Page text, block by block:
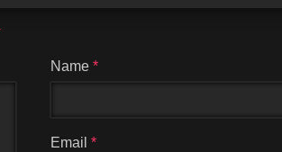
Name*
Email*